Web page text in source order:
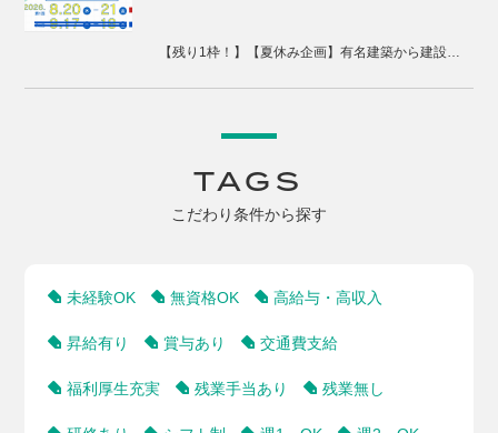
TAGS
こだわり条件から探す
未経験OK 無資格OK 高給与・高収入
昇給有り 賞与あり 交通費支給
福利厚生充実 残業手当あり 残業無し